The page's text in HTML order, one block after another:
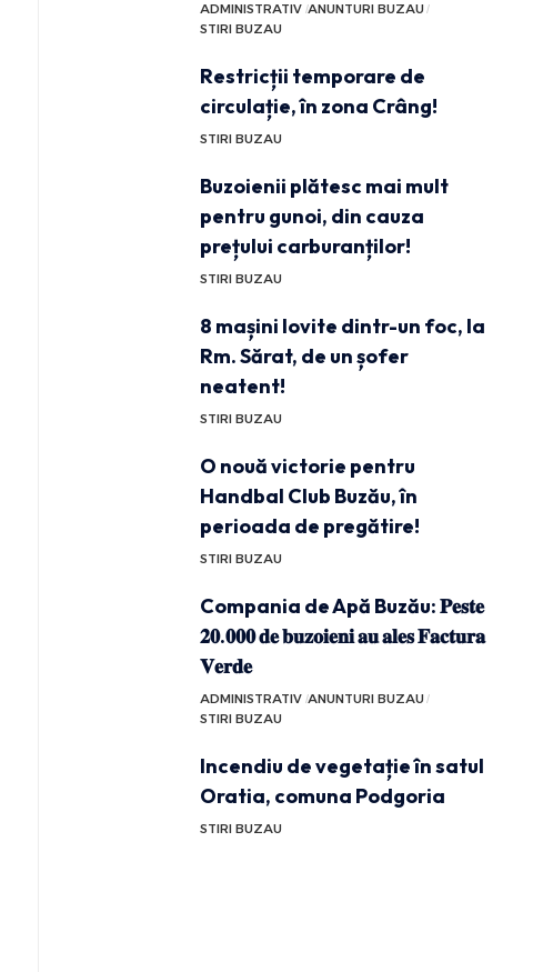
ADMINISTRATIV ANUNTURI BUZAU
STIRI BUZAU
Restricții temporare de
circulație, în zona Crâng!
STIRI BUZAU
Buzoienii plătesc mai mult
pentru gunoi, din cauza
prețului carburanților!
STIRI BUZAU
8 mașini lovite dintr-un foc, la
Rm. Sărat, de un șofer
neatent!
STIRI BUZAU
O nouă victorie pentru
Handbal Club Buzău, în
perioada de pregătire!
STIRI BUZAU
Compania de Apă Buzău: 𝐏𝐞𝐬𝐭𝐞
𝟐𝟎.𝟎𝟎𝟎 𝐝𝐞 𝐛𝐮𝐳𝐨𝐢𝐞𝐧𝐢 𝐚𝐮 𝐚𝐥𝐞𝐬 𝐅𝐚𝐜𝐭𝐮𝐫𝐚
𝐕𝐞𝐫𝐝𝐞
ADMINISTRATIV ANUNTURI BUZAU
STIRI BUZAU
Incendiu de vegetație în satul
Oratia, comuna Podgoria
STIRI BUZAU